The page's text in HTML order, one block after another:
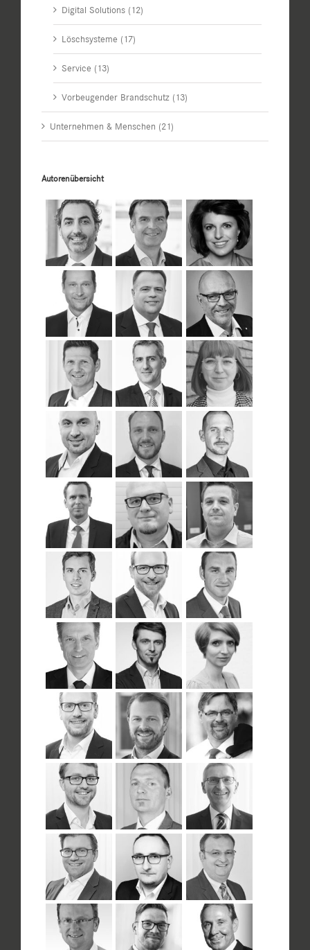
Digital Solutions (12)
Löschsysteme (17)
Service (13)
Vorbeugender Brandschutz (13)
Unternehmen & Menschen (21)
Autorenübersicht